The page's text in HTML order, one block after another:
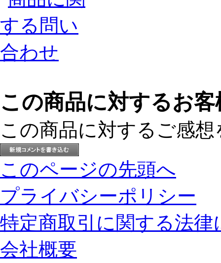
この商品に対するお客
この商品に対するご感
このページの先頭へ
プライバシーポリシー
特定商取引に関する法律
会社概要